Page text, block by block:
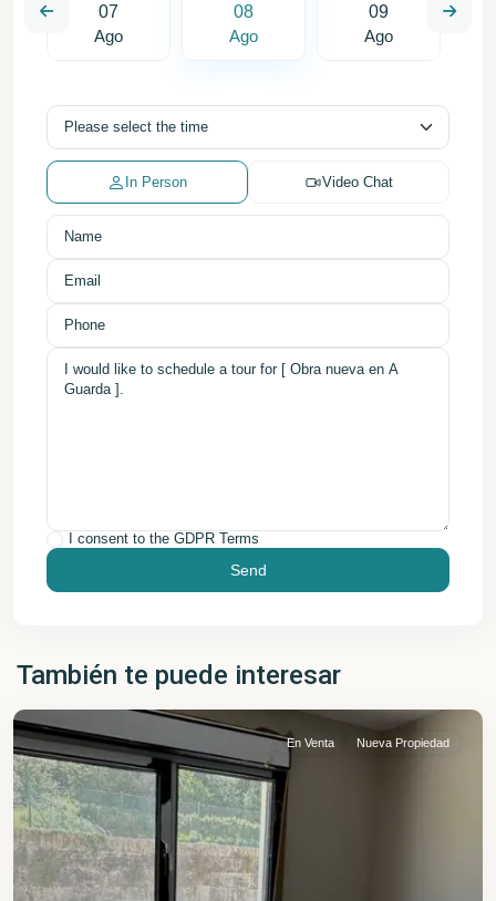
07
Ago
08
Ago
09
Ago
In Person Video Chat
I consent to the GDPR Terms
También te puede interesar
En Venta Nueva Propiedad